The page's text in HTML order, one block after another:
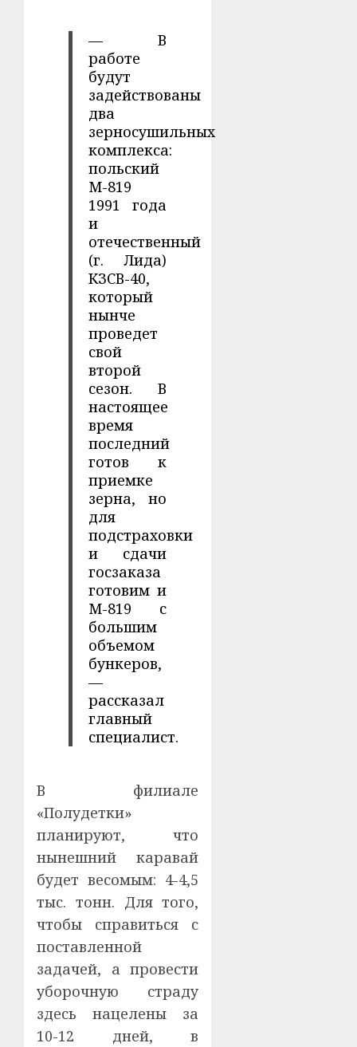
— В
работе
будут
задействованы
два
зерносушильных
комплекса:
польский
М-819
1991 года
и
отечественный
(г. Лида)
КЗСВ-40,
который
нынче
проведет
свой
второй
сезон. В
настоящее
время
последний
готов к
приемке
зерна, но
для
подстраховки
и сдачи
госзаказа
готовим и
М-819 с
большим
объемом
бункеров,
—
рассказал
главный
специалист.
В филиале
«Полудетки»
планируют, что
нынешний каравай
будет весомым: 4-4,5
тыс. тонн. Для того,
чтобы справиться с
поставленной
задачей, а провести
уборочную страду
здесь нацелены за
10-12 дней, в